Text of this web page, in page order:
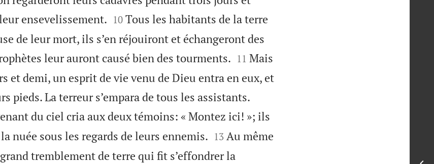
ensevelissement.
10 Tous les habitants de la terre
de leur mort, ils s’en réjouiront et échangeront des
leur auront causé bien des tourments.
11 Mais
et demi, un esprit de vie venu de Dieu entra en eux, et
pieds. La terreur s’empara de tous les assistants.
du ciel cria aux deux témoins: « Montez ici! »; ils
nuée sous les regards de leurs ennemis.
13 Au même
tremblement de terre qui fit s’effondrer la